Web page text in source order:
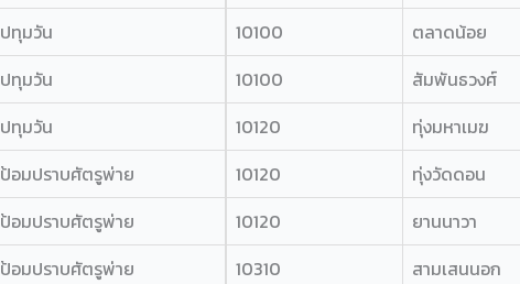
ปทุมวัน
ปทุมวัน
ปทุมวัน
ป้อมปราบศัตรูพ่าย
ป้อมปราบศัตรูพ่าย
ป้อมปราบศัตรูพ่าย
10100
ตลาดน้อย
10100
สัมพันธวงศ์
10120
ทุ่งมหาเมฆ
10120
ทุ่งวัดดอน
10120
ยานนาวา
10310
สามเสนนอก